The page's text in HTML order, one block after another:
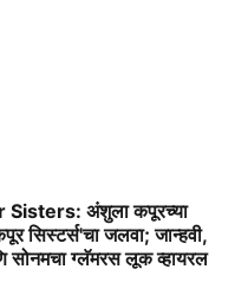
Sisters: अंशुला कपूरच्या
सिस्टर्स'चा जलवा; जान्हवी,
सोनमचा ग्लॅमरस लूक व्हायरल